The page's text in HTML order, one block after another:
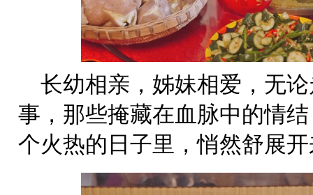
长幼相亲，姊妹相爱，无
事，那些掩藏在血脉中的情
个火热的日子里，悄然舒展